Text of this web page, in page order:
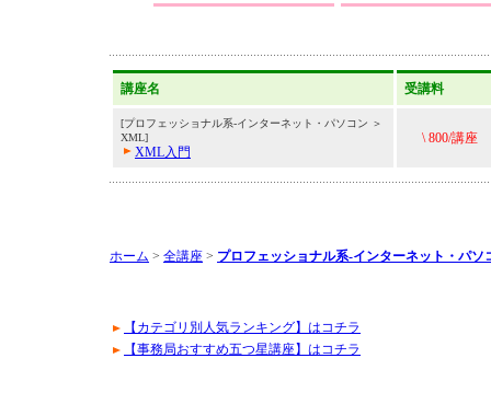
講座名 受講料
[プロフェッショナル系-インターネット・パソコン ＞
XML]
XML入門
\ 800/講座
ホーム > 全講座 > プロフェッショナル系-インターネット・パソ
【カテゴリ別人気ランキング】はコチラ
【事務局おすすめ五つ星講座】はコチラ